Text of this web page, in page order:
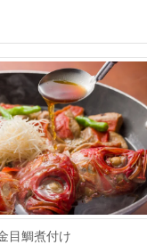
目鯛煮付け